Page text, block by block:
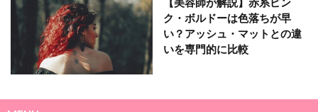
ク・ボルドーは色落ちが早
い？アッシュ・マットとの違
いを専門的に比較